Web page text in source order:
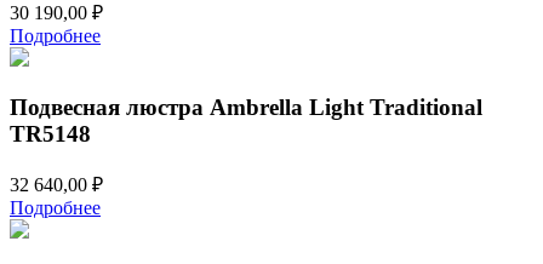
30 190,00 ₽
Подробнее
Подвесная люстра Ambrella Light Traditional
TR5148
32 640,00 ₽
Подробнее